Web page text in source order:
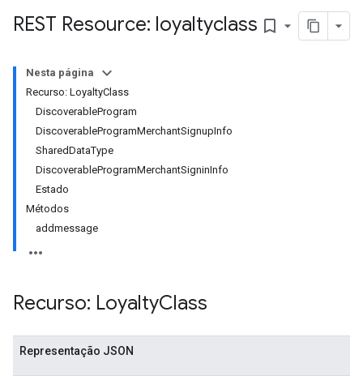
REST Resource: loyaltyclass bookmark_border
Nesta página
Recurso: LoyaltyClass
DiscoverableProgram
DiscoverableProgramMerchantSignupInfo
SharedDataType
DiscoverableProgramMerchantSigninInfo
Estado
Métodos
addmessage
Recurso: LoyaltyClass
Representação JSON